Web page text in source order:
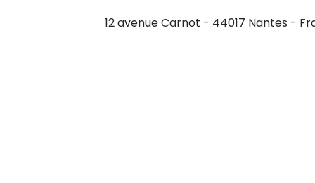
12 avenue Carnot - 44017 Nantes -